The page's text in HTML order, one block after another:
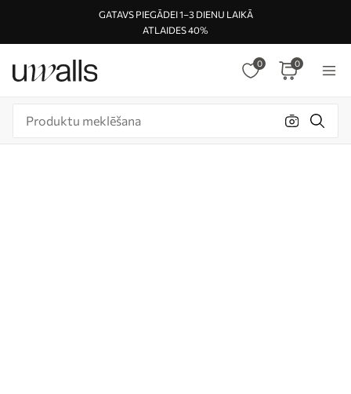
GATAVS PIEGĀDEI 1–3 DIENU LAIKĀ
ATLAIDES 40%
0 0